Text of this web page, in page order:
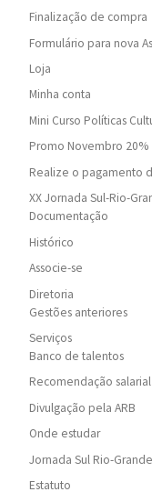
Finalização de compra
Formulário para nova
Loja
Minha conta
Mini Curso Políticas
Promo Novembro 20%
Realize o pagamento
XX Jornada Sul-Rio-
Documentação
Histórico
Associe-se
Diretoria
Gestões anteriores
Serviços
Banco de talentos
Recomendação salarial
Divulgação pela ARB
Onde estudar
Jornada Sul Rio-
Estatuto